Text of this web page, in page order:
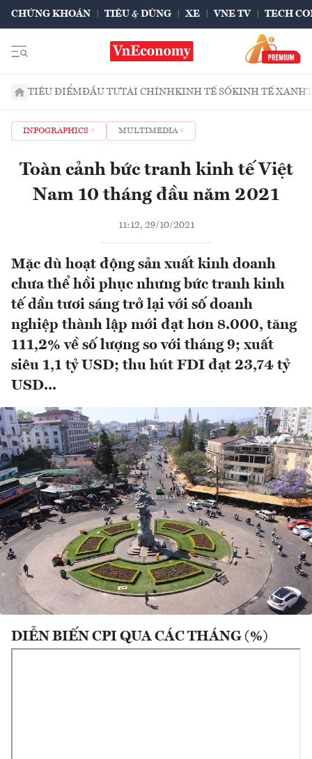
CHỨNG KHOÁN TIÊU & DÙNG XE VNE TV TECH
TIÊU ĐIỂMĐẦU TƯTÀI CHÍNHKINH TẾ SỐKINH TẾ XANH
INFOGRAPHICS MULTIMEDIA
Toàn cảnh bức tranh kinh tế Việt
Nam 10 tháng đầu năm 2021
11:12, 29/10/2021
Mặc dù hoạt động sản xuất kinh doanh
chưa thể hồi phục nhưng bức tranh kinh
tế dần tươi sáng trở lại với số doanh
nghiệp thành lập mới đạt hơn 8.000, tăng
111,2% về số lượng so với tháng 9; xuất
siêu 1,1 tỷ USD; thu hút FDI đạt 23,74 tỷ
USD...
DIỄN BIẾN CPI QUA CÁC THÁNG (%)